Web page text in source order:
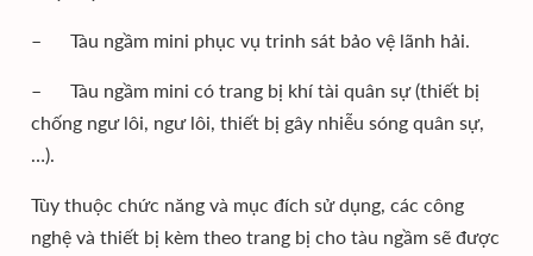
– Tàu ngầm mini phục vụ trinh sát bảo vệ lãnh hải.
– Tàu ngầm mini có trang bị khí tài quân sự (thiết bị
chống ngư lôi, ngư lôi, thiết bị gây nhiễu sóng quân sự,
…).
Tùy thuộc chức năng và mục đích sử dụng, các công
nghệ và thiết bị kèm theo trang bị cho tàu ngầm sẽ được